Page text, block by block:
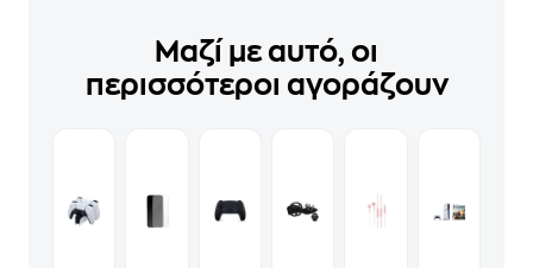
Μαζί με αυτό, οι
περισσότεροι αγοράζουν